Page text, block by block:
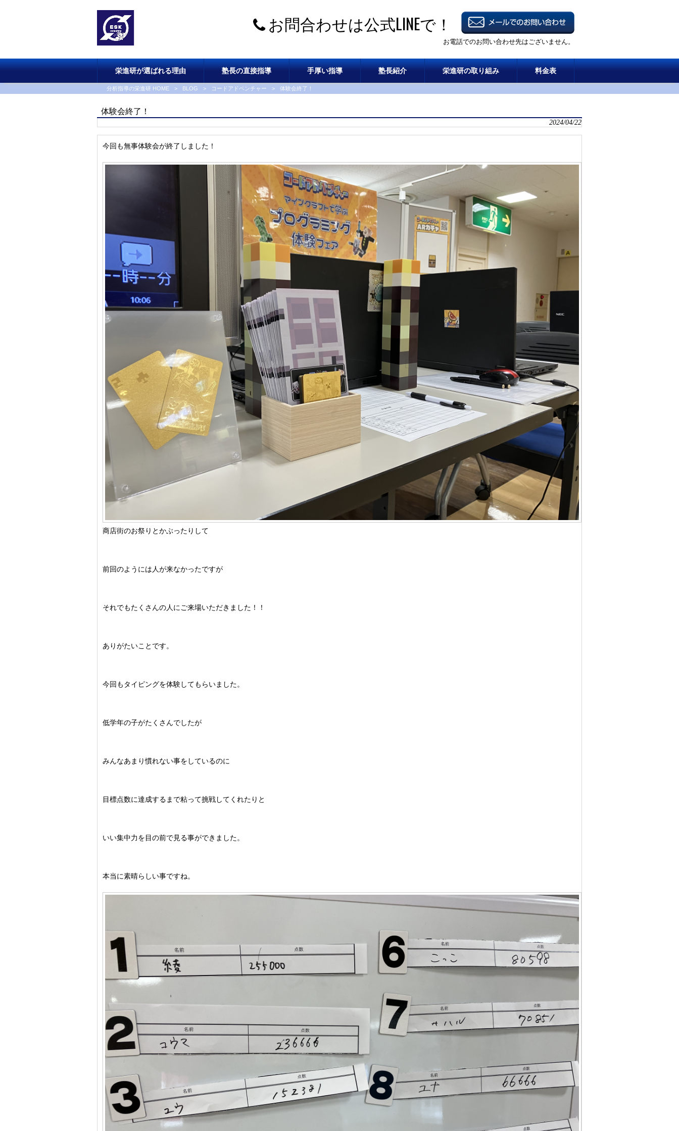
お問合わせは公式LINEで！
お電話でのお問い合わせ先はございません。
栄進研が選ばれる理由 塾長の直接指導 手厚い指導 塾長紹介 栄進研の取り組み 料金表
分析指導の栄進研 HOME > BLOG > コードアドベンチャー > 体験会終了！
体験会終了！
2024/04/22
今回も無事体験会が終了しました！
商店街のお祭りとかぶったりして
前回のようには人が来なかったですが
それでもたくさんの人にご来場いただきました！！
ありがたいことです。
今回もタイピングを体験してもらいました。
低学年の子がたくさんでしたが
みんなあまり慣れない事をしているのに
目標点数に達成するまで粘って挑戦してくれたりと
いい集中力を目の前で見る事ができました。
本当に素晴らしい事ですね。